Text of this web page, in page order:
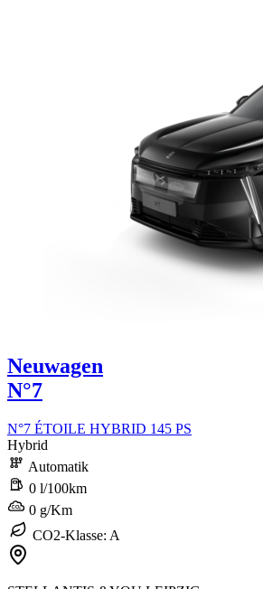
Neuwagen
N°7
N°7 ÉTOILE HYBRID 145 PS
Hybrid
Automatik
0 l/100km
0 g/Km
CO2-Klasse: A